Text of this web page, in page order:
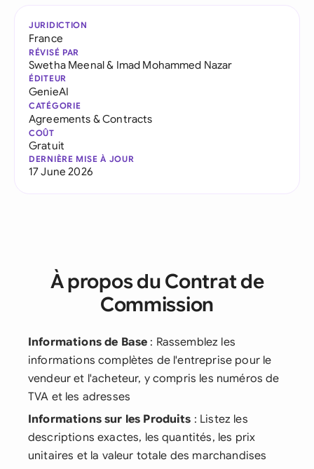
JURIDICTION
France
RÉVISÉ PAR
Swetha Meenal& Imad Mohammed Nazar
ÉDITEUR
GenieAI
CATÉGORIE
Agreements & Contracts
COÛT
Gratuit
DERNIÈRE MISE À JOUR
17 June 2026
À propos du Contrat de
Commission
Informations de Base : Rassemblez les
informations complètes de l'entreprise pour le
vendeur et l'acheteur, y compris les numéros de
TVA et les adresses
Informations sur les Produits : Listez les
descriptions exactes, les quantités, les prix
unitaires et la valeur totale des marchandises